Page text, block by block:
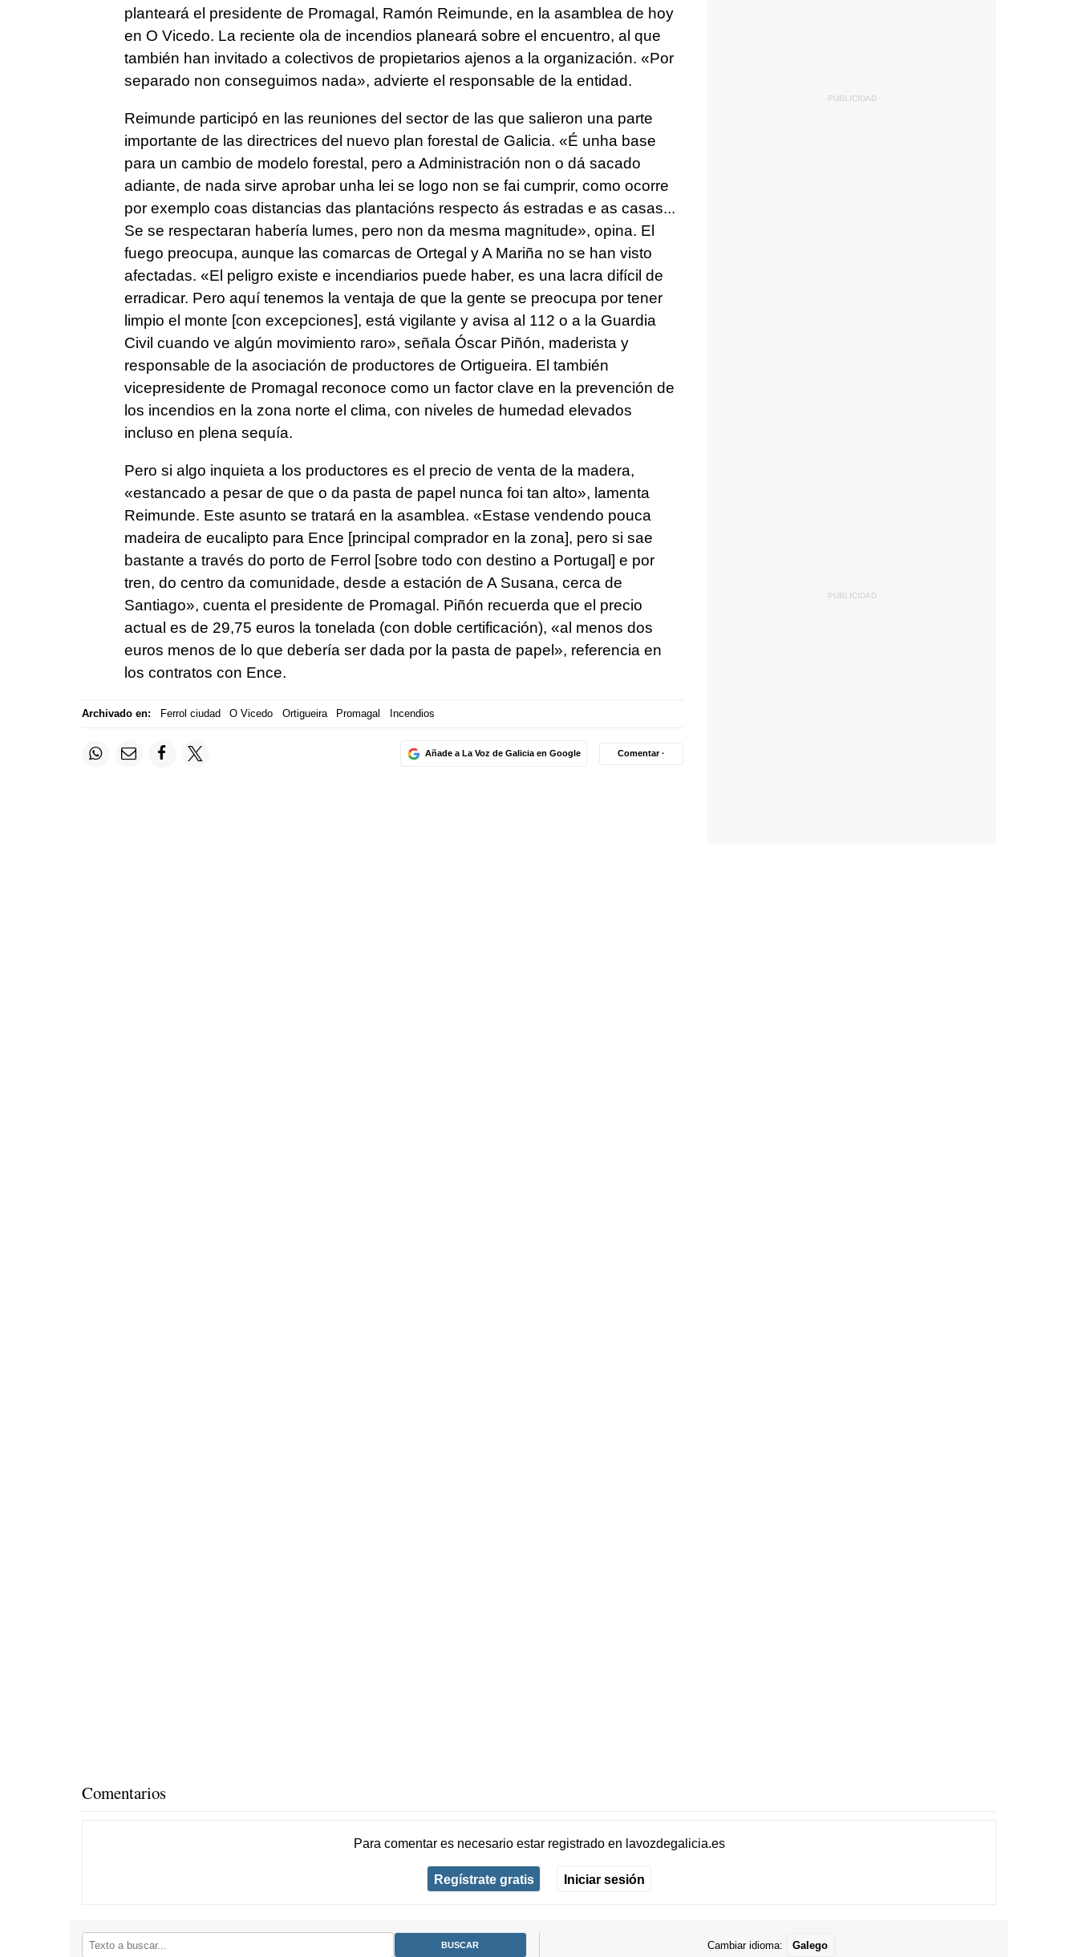
planteará el presidente de Promagal, Ramón Reimunde, en la asamblea de hoy
en O Vicedo. La reciente ola de incendios planeará sobre el encuentro, al que
también han invitado a colectivos de propietarios ajenos a la organización. «Por
separado non conseguimos nada», advierte el responsable de la entidad.
Reimunde participó en las reuniones del sector de las que salieron una parte
importante de las directrices del nuevo plan forestal de Galicia. «É unha base
para un cambio de modelo forestal, pero a Administración non o dá sacado
adiante, de nada sirve aprobar unha lei se logo non se fai cumprir, como ocorre
por exemplo coas distancias das plantacións respecto ás estradas e as casas...
Se se respectaran habería lumes, pero non da mesma magnitude», opina. El
fuego preocupa, aunque las comarcas de Ortegal y A Mariña no se han visto
afectadas. «El peligro existe e incendiarios puede haber, es una lacra difícil de
erradicar. Pero aquí tenemos la ventaja de que la gente se preocupa por tener
limpio el monte [con excepciones], está vigilante y avisa al 112 o a la Guardia
Civil cuando ve algún movimiento raro», señala Óscar Piñón, maderista y
responsable de la asociación de productores de Ortigueira. El también
vicepresidente de Promagal reconoce como un factor clave en la prevención de
los incendios en la zona norte el clima, con niveles de humedad elevados
incluso en plena sequía.
Pero si algo inquieta a los productores es el precio de venta de la madera,
«estancado a pesar de que o da pasta de papel nunca foi tan alto», lamenta
Reimunde. Este asunto se tratará en la asamblea. «Estase vendendo pouca
madeira de eucalipto para Ence [principal comprador en la zona], pero si sae
bastante a través do porto de Ferrol [sobre todo con destino a Portugal] e por
tren, do centro da comunidade, desde a estación de A Susana, cerca de
Santiago», cuenta el presidente de Promagal. Piñón recuerda que el precio
actual es de 29,75 euros la tonelada (con doble certificación), «al menos dos
euros menos de lo que debería ser dada por la pasta de papel», referencia en
los contratos con Ence.
Archivado en: Ferrol ciudad O Vicedo Ortigueira Promagal Incendios
Añade a La Voz de Galicia en Google Comentar ·
Comentarios
Para comentar es necesario estar registradoen lavozdegalicia.es
Regístrate gratis Iniciar sesión
Cambiar idioma: Galego